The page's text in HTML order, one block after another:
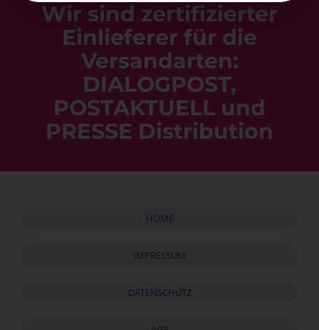
Wir sind zertifizierter
Einlieferer für die
Versandarten:
DIALOGPOST,
POSTAKTUELL und
PRESSE Distribution
HOME
HOME
IMPRESSUM
IMPRESSUM
DATENSCHUTZ
DATENSCHUTZ